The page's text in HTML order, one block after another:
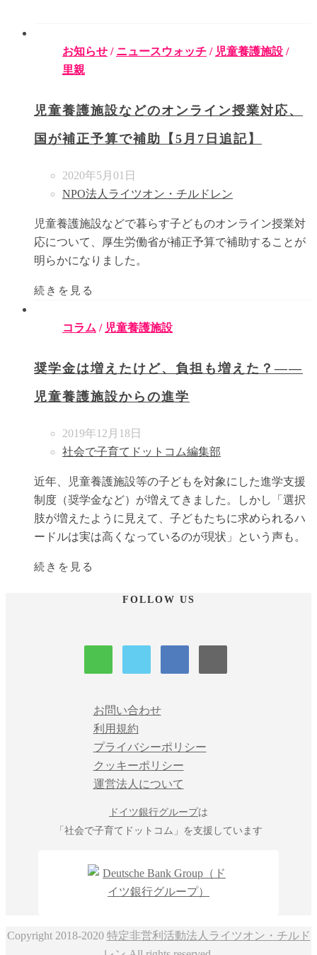
お知らせ / ニュースウォッチ / 児童養護施設 /
里親
児童養護施設などのオンライン授業対応、
国が補正予算で補助【5月7日追記】
2020年5月01日
NPO法人ライツオン・チルドレン
児童養護施設などで暮らす子どものオンライン授業対
応について、厚生労働省が補正予算で補助することが
明らかになりました。
続きを見る
コラム / 児童養護施設
奨学金は増えたけど、負担も増えた？――
児童養護施設からの進学
2019年12月18日
社会で子育てドットコム編集部
近年、児童養護施設等の子どもを対象にした進学支援
制度（奨学金など）が増えてきました。しかし「選択
肢が増えたように見えて、子どもたちに求められるハ
ードルは実は高くなっているのが現状」という声も。
続きを見る
FOLLOW US
お問い合わせ
利用規約
プライバシーポリシー
クッキーポリシー
運営法人について
ドイツ銀行グループは
「社会で子育てドットコム」を支援しています
Copyright 2018-2020 特定非営利活動法人ライツオン・チルド